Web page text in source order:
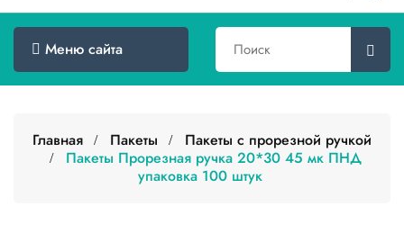
Меню сайта
Сертификаты
О
Контакты
Главная Пакеты
Пакеты с прорезной ручкой
Пакеты Прорезная ручка 20*30 45 мк ПНД
упаковка 100 штук